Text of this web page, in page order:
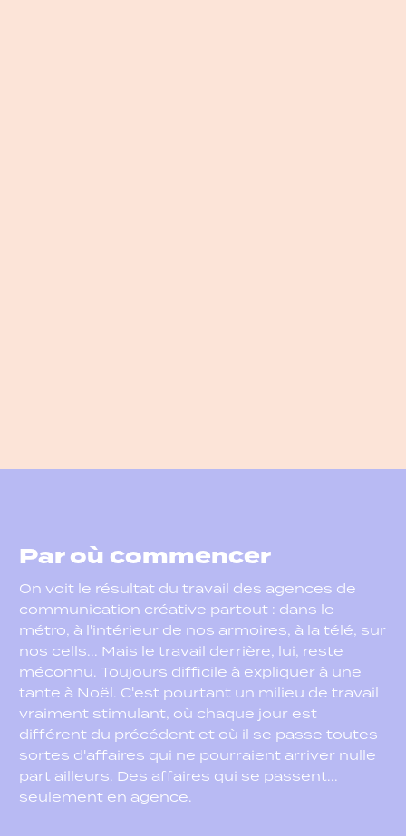
Par où commencer
On voit le résultat du travail des agences de
communication créative partout : dans le
métro, à l'intérieur de nos armoires, à la télé, sur
nos cells... Mais le travail derrière, lui, reste
méconnu. Toujours difficile à expliquer à une
tante à Noël. C'est pourtant un milieu de travail
vraiment stimulant, où chaque jour est
différent du précédent et où il se passe toutes
sortes d'affaires qui ne pourraient arriver nulle
part ailleurs. Des affaires qui se passent...
seulement en agence.